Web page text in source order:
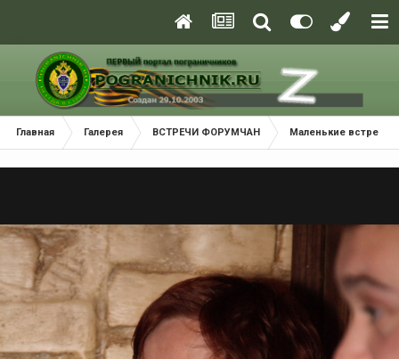
Главная Галерея ВСТРЕЧИ ФОРУМЧАН Маленькие встречи